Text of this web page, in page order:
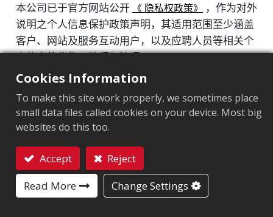
企业可持续
风险管理
信息安全管理
知识产权管理计划
供应链管理
产品可持续
提升企业价值计划
个人信息保护与隐私管理政策
本公司已于官方网站公开 《 隐私权政策》
，作为对外
说明之个人信息保护政策声明，其适用范围至少涵盖
客户、网站及服务互动用户，以及应聘人员等相关个
人信息的收集、处理与管理。
为确保相关政策具备可执行性、可审计性及应急响应
能力，本公司指定人力资源部门（HR）作为集团层
级统筹单位，协同法务部门及各运营据点管理团队，
共同负责政策宣导、制度协调及个人信息与信息安全
事件的通报与应对机制。
2025 年，本公司于 10 月 27 日组织开展两场全员合
规教育培训，其中一场以“个人信息保护与信息安全
Cookies Information
To make this site work properly, we sometimes place
small data files called cookies on your device. Most big
websites do this too.
Accept
Reject
Read More
Change Settings